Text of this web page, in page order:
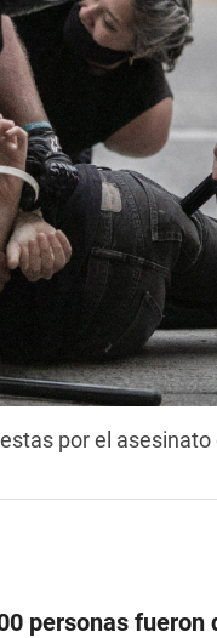
por el asesinato
personas fueron